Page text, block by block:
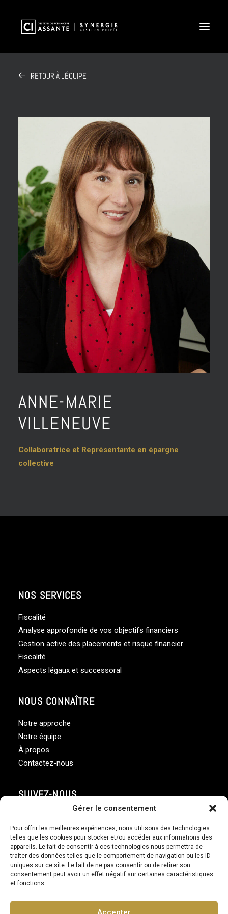
Gérer le consentement
Pour offrir les meilleures expériences, nous utilisons des technologies
telles que les cookies pour stocker et/ou accéder aux informations des
appareils. Le fait de consentir à ces technologies nous permettra de
traiter des données telles que le comportement de navigation ou les ID
uniques sur ce site. Le fait de ne pas consentir ou de retirer son
consentement peut avoir un effet négatif sur certaines caractéristiques
et fonctions.
RETOUR À L'ÉQUIPE
ANNE-MARIE
VILLENEUVE
Collaboratrice et Représentante en épargne
collective
NOS SERVICES
Fiscalité
Analyse approfondie de vos objectifs financiers
Gestion active des placements et risque financier
Fiscalité
Aspects légaux et successoral
NOUS CONNAÎTRE
Notre approche
Notre équipe
À propos
Contactez-nous
SUIVEZ-NOUS
© 2026 Gestion financière Assante ltée est membre de
Synergie Gestion privée. tous droits réservés.